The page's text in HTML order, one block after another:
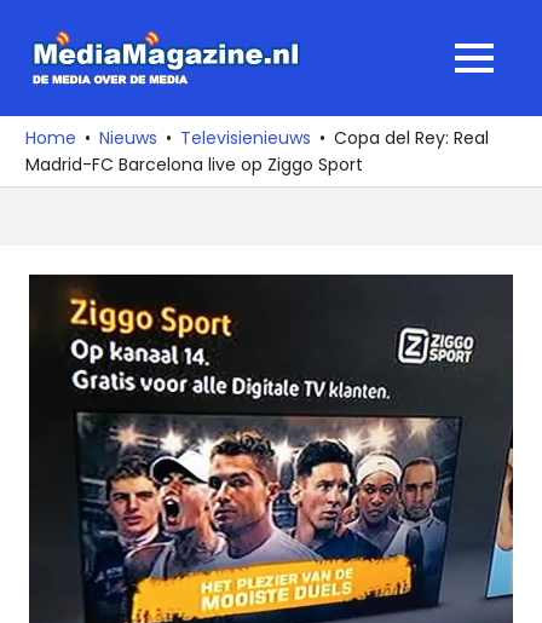
naar
media
over
de
MENU
Home Nieuws Televisienieuws
Copa del Rey: Real
Madrid-FC Barcelona live op Ziggo Sport